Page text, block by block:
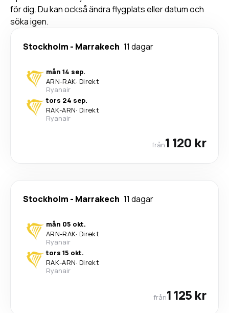
för dig. Du kan också ändra flygplats eller datum och
söka igen.
Stockholm - Marrakech 11 dagar
mån 14 sep.
ARN-RAK· Direkt
Ryanair
tors 24 sep.
RAK-ARN· Direkt
Ryanair
från1 120 kr
Stockholm - Marrakech 11 dagar
mån 05 okt.
ARN-RAK· Direkt
Ryanair
tors 15 okt.
RAK-ARN· Direkt
Ryanair
från1 125 kr